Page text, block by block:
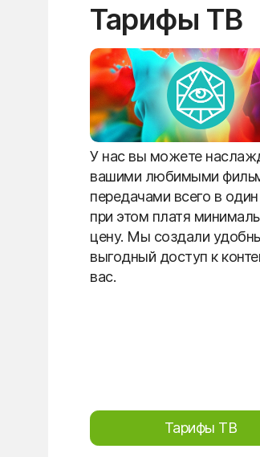
Тарифы ТВ
У нас вы можете
вашими любимыми
передачами всего в один
при этом платя
цену. Мы создали
выгодный доступ к
вас.
Тарифы ТВ